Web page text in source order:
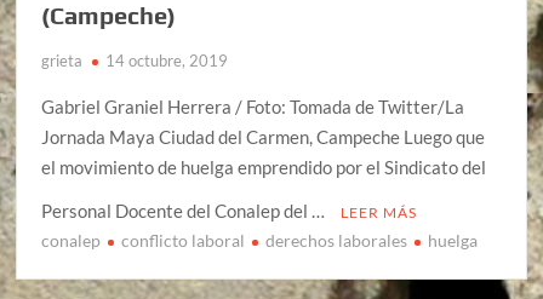
(Campeche)
grieta 14 octubre, 2019
Gabriel Graniel Herrera / Foto: Tomada de Twitter/La
Jornada Maya Ciudad del Carmen, Campeche Luego que
el movimiento de huelga emprendido por el Sindicato del
Personal Docente del Conalep del …
LEER MÁS
conalep conflicto laboral derechos laborales huelga